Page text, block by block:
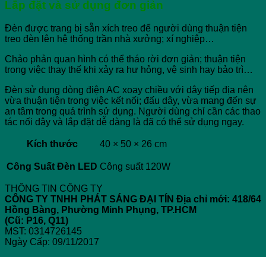
Lắp đặt và sử dụng đơn giản
Đèn được trang bị sẵn xích treo để người dùng thuận tiện
treo đèn lên hệ thống trần nhà xưởng; xí nghiệp…
Chảo phản quan hình có thể tháo rời đơn giản; thuận tiện
trong việc thay thế khi xảy ra hư hỏng, vệ sinh hay bảo trì…
Đèn sử dụng dòng điện AC xoay chiều với dây tiếp địa nên
vừa thuận tiện trong việc kết nối; đấu dây, vừa mang đến sự
an tâm trong quá trình sử dụng. Người dùng chỉ cần các thao
tác nối dây và lắp đặt dễ dàng là đã có thể sử dụng ngay.
Kích thước 40 × 50 × 26 cm
Công Suất Đèn LED Công suất 120W
THÔNG TIN CÔNG TY
CÔNG TY TNHH PHÁT SÁNG ĐẠI TÍN Địa chỉ mới: 418/64
Hồng Bàng, Phường Minh Phụng, TP.HCM
(Cũ: P16, Q11)
MST: 0314726145
Ngày Cấp: 09/11/2017